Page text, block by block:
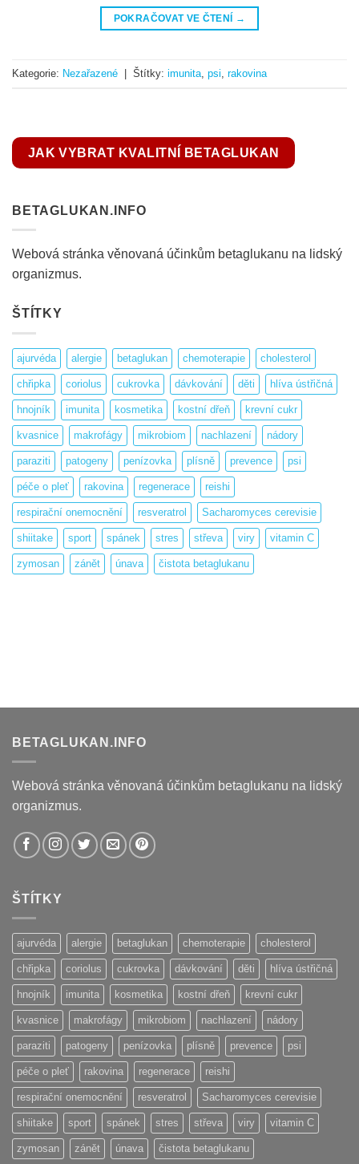
POKRAČOVAT VE ČTENÍ →
Kategorie: Nezařazené | Štítky: imunita psi rakovina
JAK VYBRAT KVALITNÍ BETAGLUKAN
BETAGLUKAN.INFO
Webová stránka věnovaná účinkům betaglukanu na lidský
organizmus.
ŠTÍTKY
ajurvéda alergie betaglukan chemoterapie cholesterol
chřipka coriolus cukrovka dávkování děti hlíva ústřičná
hnojník imunita kosmetika kostní dřeň krevní cukr
kvasnice makrofágy mikrobiom nachlazení nádory
paraziti patogeny penízovka plísně prevence psi
péče o pleť rakovina regenerace reishi
respirační onemocnění resveratrol Sacharomyces cerevisie
shiitake sport spánek stres střeva viry vitamin C
zymosan zánět únava čistota betaglukanu
BETAGLUKAN.INFO
Webová stránka věnovaná účinkům betaglukanu na lidský
organizmus.
ŠTÍTKY
ajurvéda alergie betaglukan chemoterapie cholesterol
chřipka coriolus cukrovka dávkování děti hlíva ústřičná
hnojník imunita kosmetika kostní dřeň krevní cukr
kvasnice makrofágy mikrobiom nachlazení nádory
paraziti patogeny penízovka plísně prevence psi
péče o pleť rakovina regenerace reishi
respirační onemocnění resveratrol Sacharomyces cerevisie
shiitake sport spánek stres střeva viry vitamin C
zymosan zánět únava čistota betaglukanu